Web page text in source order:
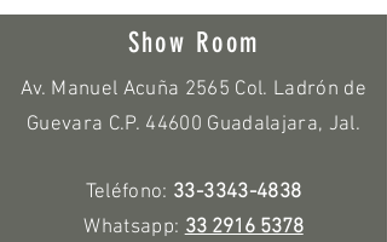
Show Room
Av. Manuel Acuña 2565 Col. Ladrón de
Guevara C.P. 44600 Guadalajara, Jal.
Teléfono: 33-3343-4838
Whatsapp:33 2916 5378